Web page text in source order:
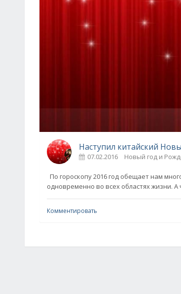
Наступил китайский
07.02.2016 Новый год и
По гороскопу 2016 год обещает нам
одновременно во всех областях жизни. А
Комментировать